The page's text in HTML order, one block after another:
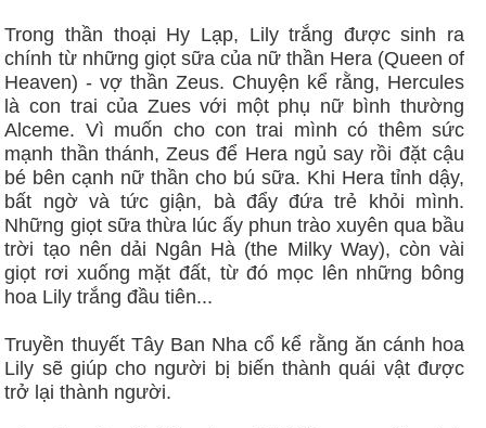
Trong thần thoại Hy Lạp, Lily trắng được sinh ra
chính từ những giọt sữa của nữ thần Hera (Queen of
Heaven) - vợ thần Zeus. Chuyện kể rằng, Hercules
là con trai của Zues với một phụ nữ bình thường
Alceme. Vì muốn cho con trai mình có thêm sức
mạnh thần thánh, Zeus để Hera ngủ say rồi đặt cậu
bé bên cạnh nữ thần cho bú sữa. Khi Hera tỉnh dậy,
bất ngờ và tức giận, bà đẩy đứa trẻ khỏi mình.
Những giọt sữa thừa lúc ấy phun trào xuyên qua bầu
trời tạo nên dải Ngân Hà (the Milky Way), còn vài
giọt rơi xuống mặt đất, từ đó mọc lên những bông
hoa Lily trắng đầu tiên...
Truyền thuyết Tây Ban Nha cổ kể rằng ăn cánh hoa
Lily sẽ giúp cho người bị biến thành quái vật được
trở lại thành người.